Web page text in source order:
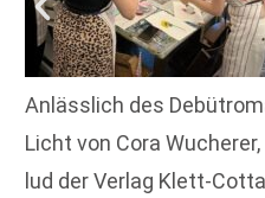
Anlässlich des
Licht von Cora
lud der Verlag Klett-